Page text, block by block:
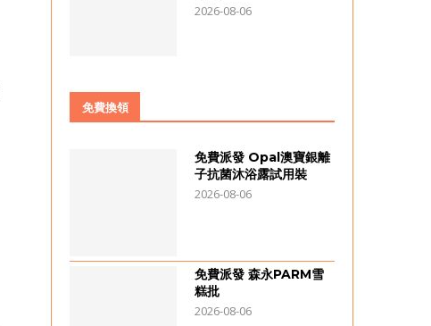
2026-08-06
免費換領
免費派發 Opal澳寶銀離
子抗菌沐浴露試用裝
2026-08-06
免費派發 森永PARM雪
糕批
2026-08-06